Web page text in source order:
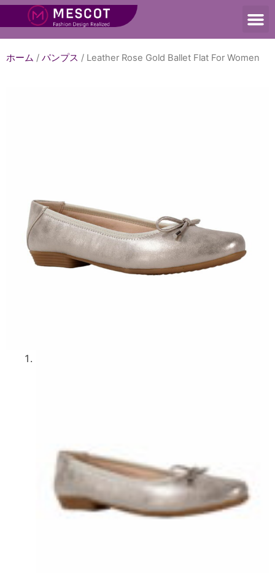
ホーム / パンプス / Leather Rose Gold Ballet Flat For Women